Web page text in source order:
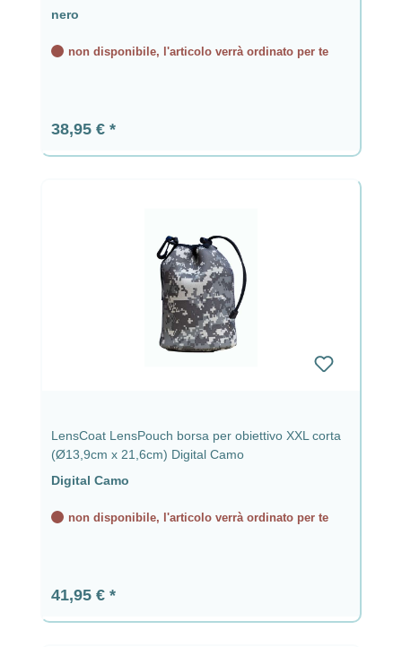
nero
non disponibile, l'articolo verrà ordinato per te
Prezzo normale:
38,95 €
LensCoat LensPouch borsa per obiettivo XXL corta
(Ø13,9cm x 21,6cm) Digital Camo
Digital Camo
non disponibile, l'articolo verrà ordinato per te
Prezzo normale:
41,95 €